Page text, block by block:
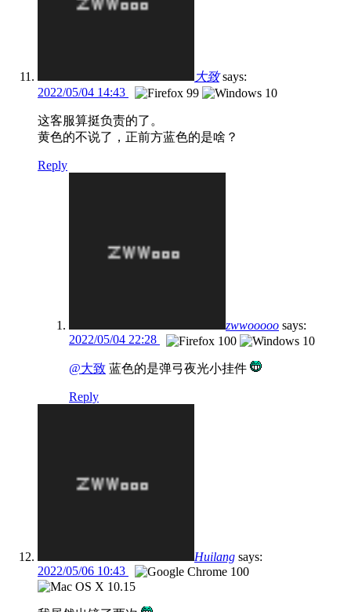
大致 says:
2022/05/04 14:43
这客服算挺负责的了。
黄色的不说了，正前方蓝色的是啥？
Reply
zwwooooo says:
2022/05/04 22:28
@大致 蓝色的是弹弓夜光小挂件
Reply
Huilang says:
2022/05/06 10:43